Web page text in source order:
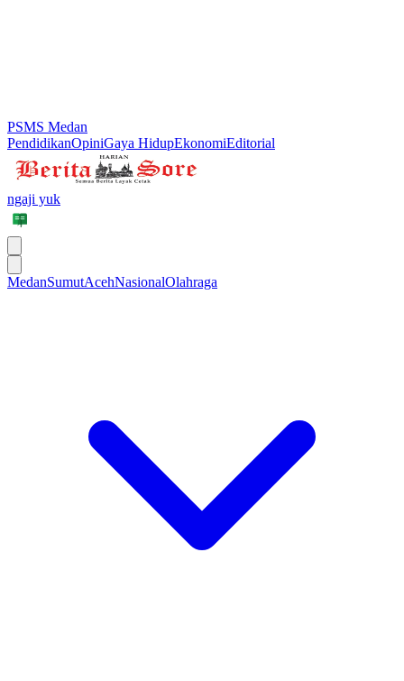
PSMS Medan
PendidikanOpiniGaya HidupEkonomiEditorial
ngaji yuk
MedanSumutAcehNasionalOlahraga